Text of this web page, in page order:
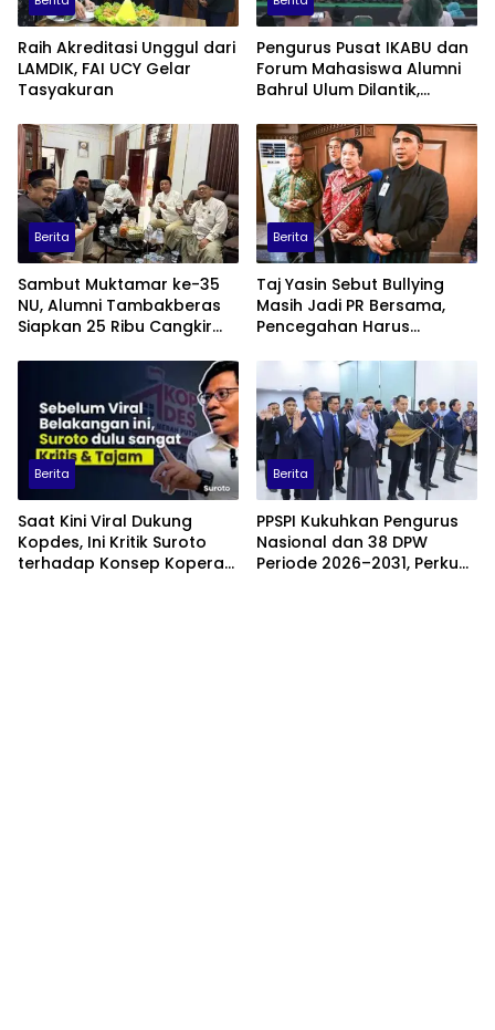
Raih Akreditasi Unggul dari
LAMDIK, FAI UCY Gelar
Tasyakuran
Pengurus Pusat IKABU dan
Forum Mahasiswa Alumni
Bahrul Ulum Dilantik,
Penguatan Organisasi dan
Ekonomi
Berita
Sambut Muktamar ke-35
NU, Alumni Tambakberas
Siapkan 25 Ribu Cangkir
Berita
Taj Yasin Sebut Bullying
Masih Jadi PR Bersama,
Pencegahan Harus
Pesantren
Berita
Saat Kini Viral Dukung
Kopdes, Ini Kritik Suroto
terhadap Konsep Koperasi
Berita
PPSPI Kukuhkan Pengurus
Nasional dan 38 DPW
Periode 2026–2031, Perkuat